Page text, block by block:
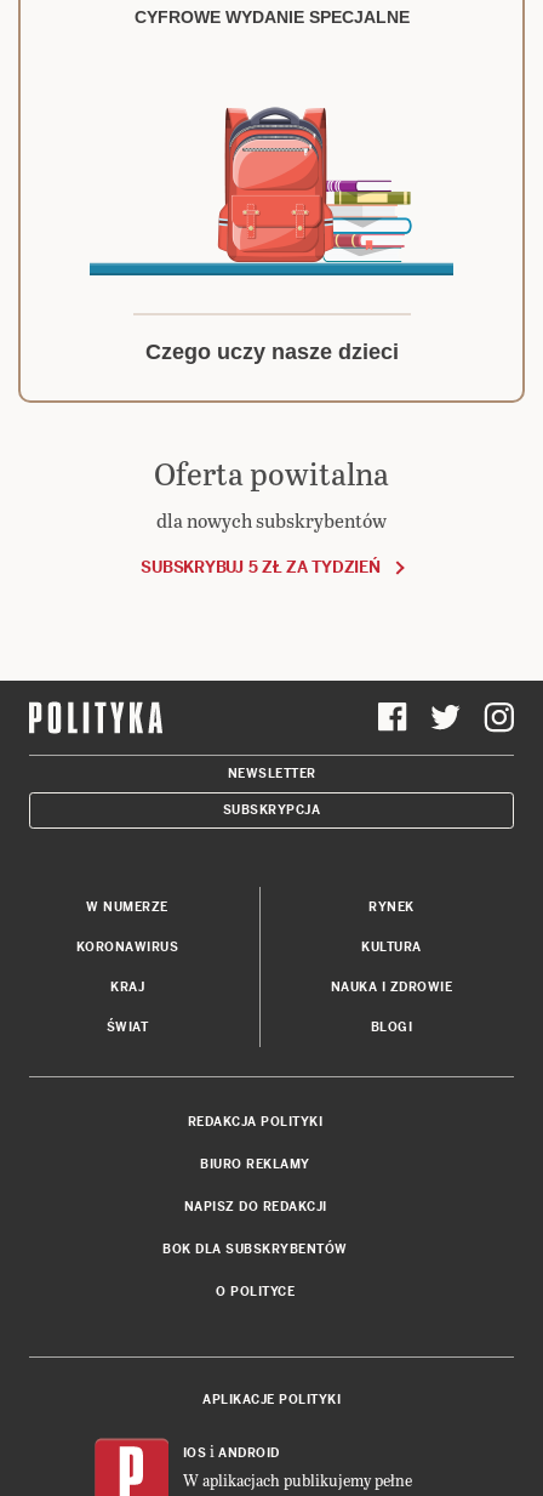
CYFROWE WYDANIE SPECJALNE
Czego uczy nasze dzieci
Oferta powitalna
dla nowych subskrybentów
SUBSKRYBUJ 5 ZŁ ZA TYDZIEŃ
NEWSLETTER
SUBSKRYPCJA
W NUMERZE
KORONAWIRUS
KRAJ
ŚWIAT
RYNEK
KULTURA
NAUKA I ZDROWIE
BLOGI
REDAKCJA POLITYKI
BIURO REKLAMY
NAPISZ DO REDAKCJI
BOK DLA SUBSKRYBENTÓW
O POLITYCE
APLIKACJE POLITYKI
IOS i ANDROID
W aplikacjach publikujemy pełne